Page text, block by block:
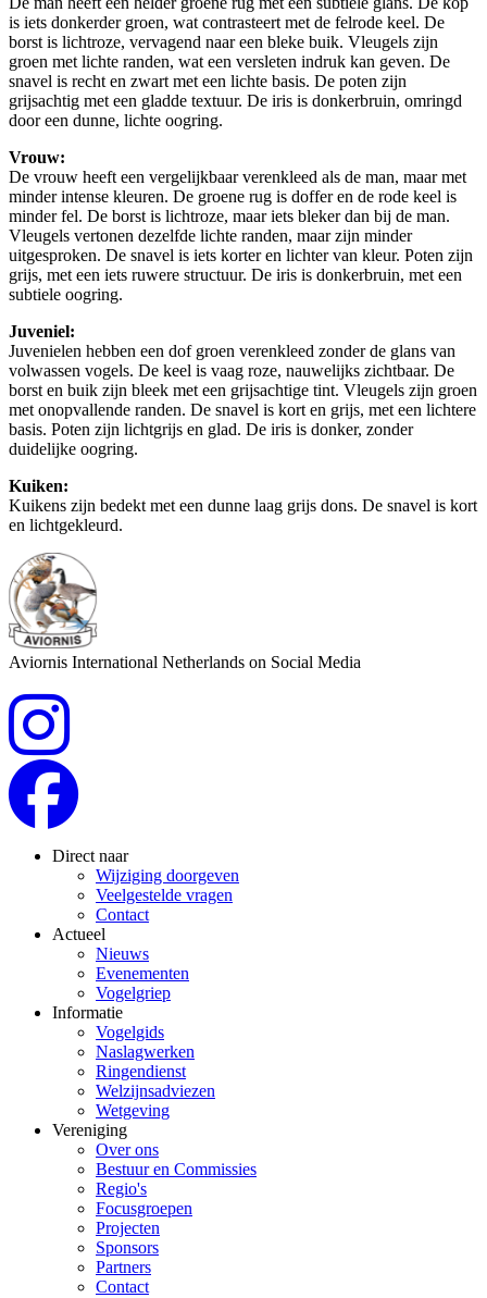
is iets donkerder groen, wat contrasteert met de felrode keel. De
borst is lichtroze, vervagend naar een bleke buik. Vleugels zijn
groen met lichte randen, wat een versleten indruk kan geven. De
snavel is recht en zwart met een lichte basis. De poten zijn
grijsachtig met een gladde textuur. De iris is donkerbruin, omringd
door een dunne, lichte oogring.
Vrouw:
De vrouw heeft een vergelijkbaar verenkleed als de man, maar met
minder intense kleuren. De groene rug is doffer en de rode keel is
minder fel. De borst is lichtroze, maar iets bleker dan bij de man.
Vleugels vertonen dezelfde lichte randen, maar zijn minder
uitgesproken. De snavel is iets korter en lichter van kleur. Poten zijn
grijs, met een iets ruwere structuur. De iris is donkerbruin, met een
subtiele oogring.
Juveniel:
Juvenielen hebben een dof groen verenkleed zonder de glans van
volwassen vogels. De keel is vaag roze, nauwelijks zichtbaar. De
borst en buik zijn bleek met een grijsachtige tint. Vleugels zijn groen
met onopvallende randen. De snavel is kort en grijs, met een lichtere
basis. Poten zijn lichtgrijs en glad. De iris is donker, zonder
duidelijke oogring.
Kuiken:
Kuikens zijn bedekt met een dunne laag grijs dons. De snavel is kort
en lichtgekleurd.
Aviornis International Netherlands on Social Media
Direct naar
Wijziging doorgeven
Veelgestelde vragen
Contact
Actueel
Nieuws
Evenementen
Vogelgriep
Informatie
Vogelgids
Naslagwerken
Ringendienst
Welzijnsadviezen
Wetgeving
Vereniging
Over ons
Bestuur en Commissies
Regio's
Focusgroepen
Projecten
Sponsors
Partners
Contact